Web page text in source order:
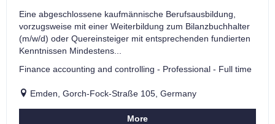
Eine abgeschlossene kaufmännische Berufsausbildung,
vorzugsweise mit einer Weiterbildung zum Bilanzbuchhalter
(m/w/d) oder Quereinsteiger mit entsprechenden fundierten
Kenntnissen Mindestens...
Finance accounting and controlling - Professional - Full time
Emden, Gorch-Fock-Straße 105, Germany
More